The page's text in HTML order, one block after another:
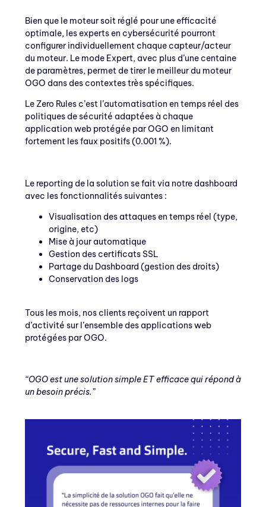
Bien que le moteur soit réglé pour une efficacité
optimale, les experts en cybersécurité pourront
configurer individuellement chaque capteur/acteur
du moteur. Le mode Expert, avec plus d’une centaine
de paramètres, permet de tirer le meilleur du moteur
OGO dans des contextes très spécifiques.
Le Zero Rules c’est l’automatisation en temps réel des
politiques de sécurité adaptées à chaque
application web protégée par OGO en limitant
fortement les faux positifs (0.001 %).
Le reporting de la solution se fait via notre dashboard
avec les fonctionnalités suivantes :
Visualisation des attaques en temps réel (type,
origine, etc)
Mise à jour automatique
Gestion des certificats SSL
Partage du Dashboard (gestion des droits)
Conservation des logs
Tous les mois, nos clients reçoivent un rapport
d’activité sur l’ensemble des applications web
protégées par OGO.
“OGO est une solution simple ET efficace qui répond à
un besoin précis.”